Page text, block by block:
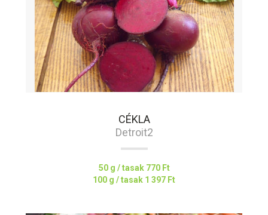
CÉKLA
Detroit2
50 g / tasak 770 Ft
100 g / tasak 1 397 Ft